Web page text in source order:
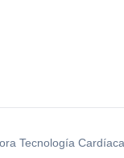
Tecnología